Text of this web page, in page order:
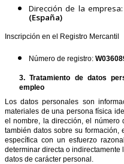
Dirección de la empresa:
(España)
Inscripción en el Registro Mercantil
Número de registro:
3.Tratamiento de datos
empleo
Los datos personales son
materiales de una persona física
el nombre, la dirección, el número
también datos sobre su
específica con un esfuerzo
determinar directa o
datos de carácter personal.